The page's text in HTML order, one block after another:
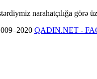
narahatçılığa görə
QADIN.NET -